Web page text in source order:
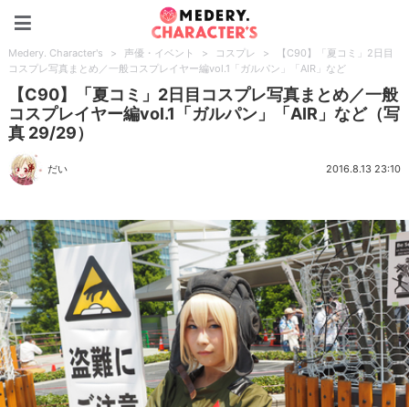
Medery. Character's > 声優・イベント > コスプレ >
【C90】「夏コミ」2日目
コスプレ写真まとめ／一般コスプレイヤー編vol.1「ガルパン」「AIR」など
【C90】「夏コミ」2日目コスプレ写真まとめ／一般
コスプレイヤー編vol.1「ガルパン」「AIR」など（写
真 29/29）
だい 2016.8.13 23:10